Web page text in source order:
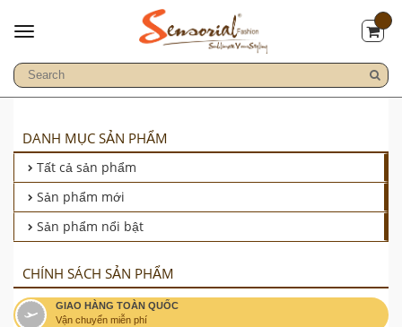
DANH MỤC SẢN PHẨM
Tất cả sản phẩm
Sản phẩm mới
Sản phẩm nổi bật
CHÍNH SÁCH SẢN PHẨM
GIAO HÀNG TOÀN QUỐC
Vận chuyển miễn phí